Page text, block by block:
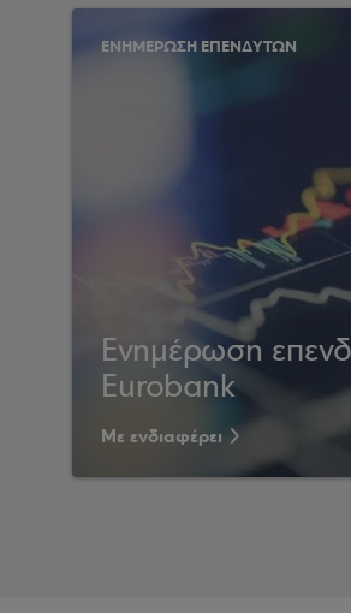
ΕΝΗΜΕΡΩΣΗ ΕΠΕΝΔΥΤΩΝ
Ενημέρωση
Eurobank
Με ενδιαφέρει